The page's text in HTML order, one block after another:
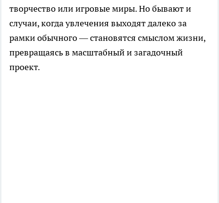
творчество или игровые миры. Но бывают и
случаи, когда увлечения выходят далеко за
рамки обычного — становятся смыслом жизни,
превращаясь в масштабный и загадочный
проект.